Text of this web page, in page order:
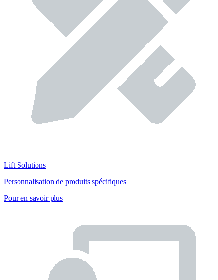
Lift Solutions
Personnalisation de produits spécifiques
Pour en savoir plus